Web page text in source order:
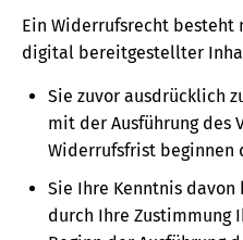
Ein Widerrufsrecht besteht
digital bereitgestellter
Sie zuvor ausdrücklich
mit der Ausführung des
Widerrufsfrist beginnen
Sie Ihre Kenntnis
durch Ihre Zustimmung